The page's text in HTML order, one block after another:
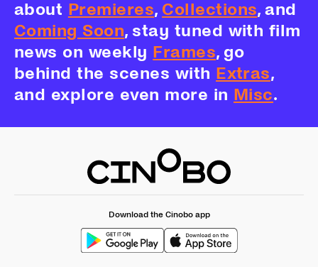
about Premieres, Collections, and
Coming Soon, stay tuned with film
news on weekly Frames, go
behind the scenes with Extras,
and explore even more in Misc.
Download the Cinobo app